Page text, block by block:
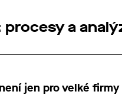
a
jen pro velké firmy